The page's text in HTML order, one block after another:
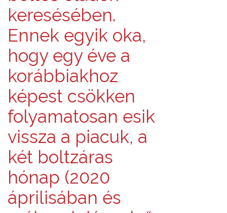
keresésében.
Ennek egyik oka,
hogy egy éve a
korábbiakhoz
képest csökken
folyamatosan esik
vissza a piacuk, a
két boltzáras
hónap (2020
áprilisában és